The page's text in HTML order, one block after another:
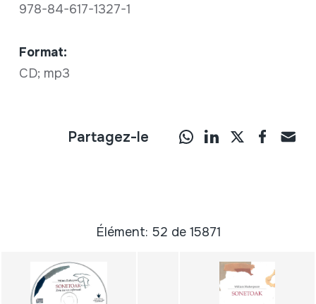
978-84-617-1327-1
Format:
CD; mp3
Partagez-le
Élément: 52 de 15871